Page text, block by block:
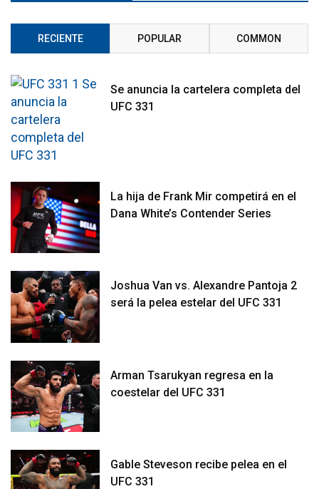
RECIENTE POPULAR COMMON
Se anuncia la cartelera completa del
UFC 331
La hija de Frank Mir competirá en el
Dana White’s Contender Series
Joshua Van vs. Alexandre Pantoja 2
será la pelea estelar del UFC 331
Arman Tsarukyan regresa en la
coestelar del UFC 331
Gable Steveson recibe pelea en el
UFC 331